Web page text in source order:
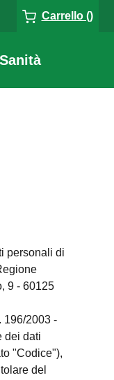
Carrello ()
personali di
9 - 60125
196/2003 -
dei dati
"Codice"),
del